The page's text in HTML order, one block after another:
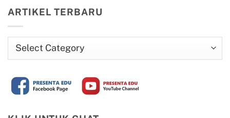
ARTIKEL TERBARU
Terbaru